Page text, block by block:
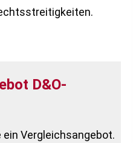
D&O-
Vergleichsangebot.